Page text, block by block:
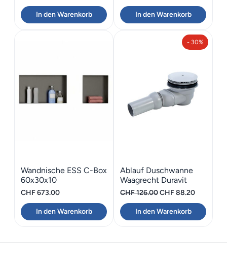
In den Warenkorb
Preis
war:
Preis
ist:
In den Warenkorb
Wandnische ESS C-Box
60x30x10
CHF673.00
In den Warenkorb
- 30%
Ablauf Duschwanne
Waagrecht Duravit
Mörtelbett Stonetto
CHF126.00Ursprünglicher
Preis
war:
CHF88.20Aktueller
Preis
In den Warenkorb